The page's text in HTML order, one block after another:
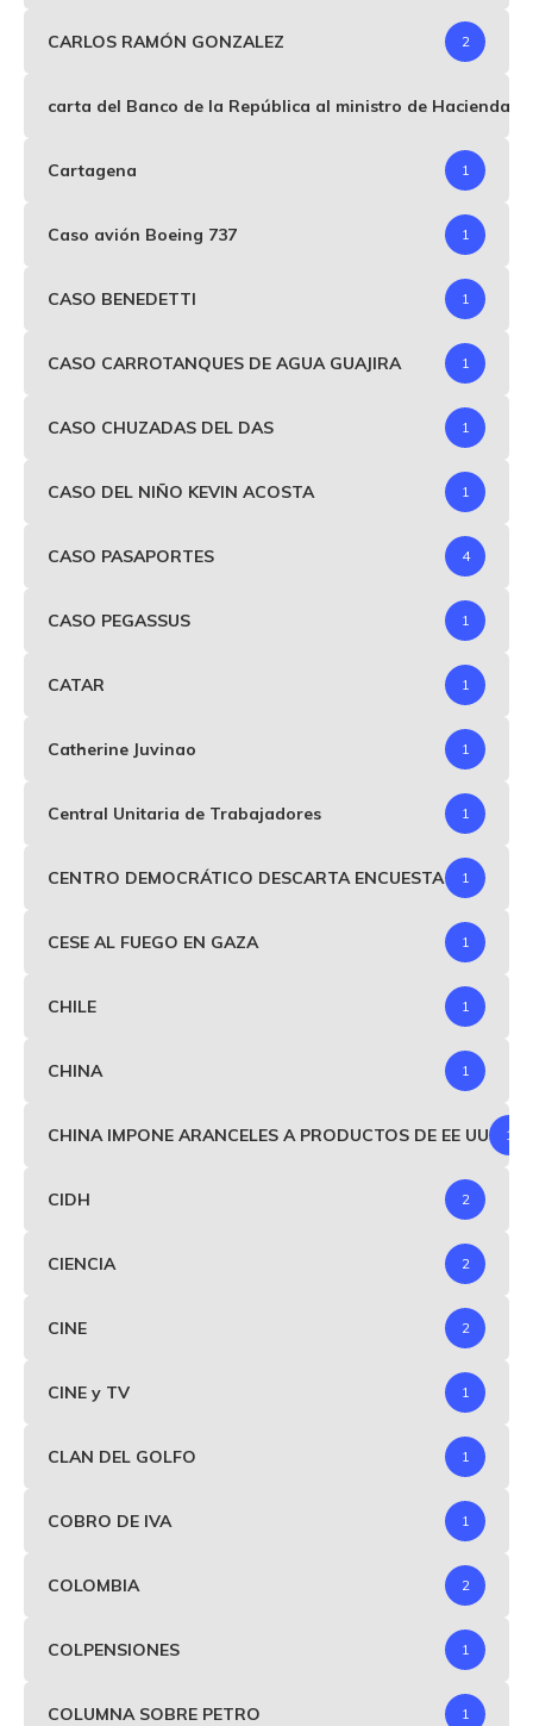
CARLOS RAMÓN GONZALEZ 2
carta del Banco de la República al ministro de Hacienda
Cartagena 1
Caso avión Boeing 737 1
CASO BENEDETTI 1
CASO CARROTANQUES DE AGUA GUAJIRA 1
CASO CHUZADAS DEL DAS 1
CASO DEL NIÑO KEVIN ACOSTA 1
CASO PASAPORTES 4
CASO PEGASSUS 1
CATAR 1
Catherine Juvinao 1
Central Unitaria de Trabajadores 1
CENTRO DEMOCRÁTICO DESCARTA ENCUESTA 1
CESE AL FUEGO EN GAZA 1
CHILE 1
CHINA 1
CHINA IMPONE ARANCELES A PRODUCTOS DE EE UU 1
CIDH 2
CIENCIA 2
CINE 2
CINE y TV 1
CLAN DEL GOLFO 1
COBRO DE IVA 1
COLOMBIA 2
COLPENSIONES 1
COLUMNA SOBRE PETRO 1